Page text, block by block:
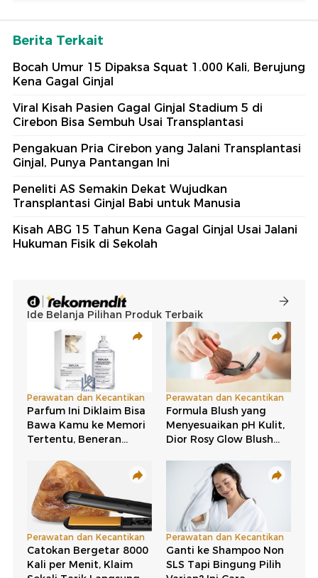
Berita Terkait
Bocah Umur 15 Dipaksa Squat 1.000 Kali, Berujung
Kena Gagal Ginjal
Viral Kisah Pasien Gagal Ginjal Stadium 5 di
Cirebon Bisa Sembuh Usai Transplantasi
Pengakuan Pria Cirebon yang Jalani Transplantasi
Ginjal, Punya Pantangan Ini
Peneliti AS Semakin Dekat Wujudkan
Transplantasi Ginjal Babi untuk Manusia
Kisah ABG 15 Tahun Kena Gagal Ginjal Usai Jalani
Hukuman Fisik di Sekolah